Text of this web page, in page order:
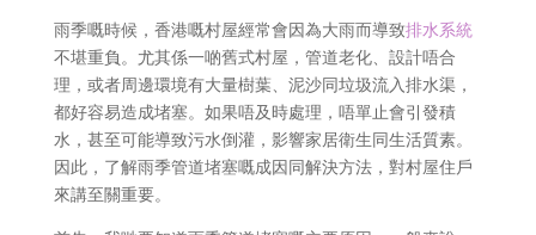
雨季嘅時候，香港嘅村屋經常會因為大雨而導致排水系統
不堪重負。尤其係一啲舊式村屋，管道老化、設計唔合
理，或者周邊環境有大量樹葉、泥沙同垃圾流入排水渠，
都好容易造成堵塞。如果唔及時處理，唔單止會引發積
水，甚至可能導致污水倒灌，影響家居衛生同生活質素。
因此，了解雨季管道堵塞嘅成因同解決方法，對村屋住戶
來講至關重要。